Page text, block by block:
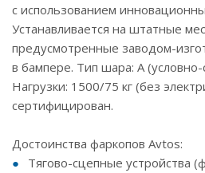
с использованием
Устанавливается на штатные
предусмотренные заводом-
в бампере. Тип шара: А
Нагрузки: 1500/75 кг (без
сертифицирован.
Достоинства фаркопов Avtos:
Тягово-сцепные устройства